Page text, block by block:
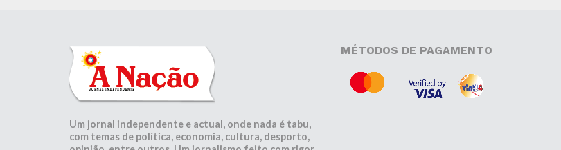
Um jornal independente e actual, onde nada é tabu,
com temas de política, economia, cultura, desporto,
MÉTODOS DE PAGAMENTO